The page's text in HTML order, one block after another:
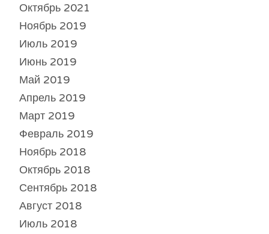
Октябрь 2021
Ноябрь 2019
Июль 2019
Июнь 2019
Май 2019
Апрель 2019
Март 2019
Февраль 2019
Ноябрь 2018
Октябрь 2018
Сентябрь 2018
Август 2018
Июль 2018